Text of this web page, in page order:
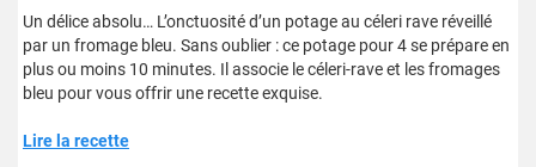
Un délice absolu… L’onctuosité d’un potage au céleri rave réveillé
par un fromage bleu. Sans oublier : ce potage pour 4 se prépare en
plus ou moins 10 minutes. Il associe le céleri-rave et les fromages
bleu pour vous offrir une recette exquise.
Lire la recette